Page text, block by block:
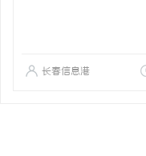
长春信息港